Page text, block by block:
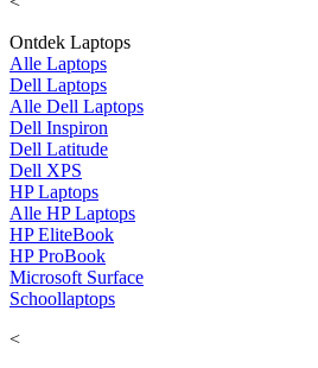
Ontdek Laptops
Alle Laptops
Dell Laptops
Alle Dell Laptops
Dell Inspiron
Dell Latitude
Dell XPS
HP Laptops
Alle HP Laptops
HP EliteBook
HP ProBook
Microsoft Surface
Schoollaptops
<